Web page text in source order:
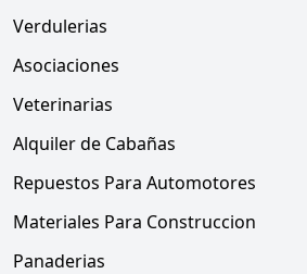
Verdulerias
Asociaciones
Veterinarias
Alquiler de Cabañas
Repuestos Para Automotores
Materiales Para Construccion
Panaderias